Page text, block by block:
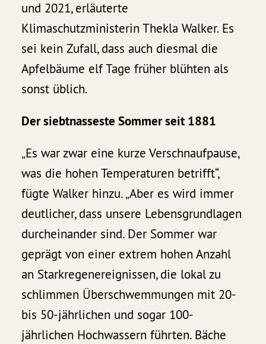
und 2021, erläuterte
Klimaschutzministerin Thekla Walker. Es
sei kein Zufall, dass auch diesmal die
Apfelbäume elf Tage früher blühten als
sonst üblich.
Der siebtnasseste Sommer seit 1881
„Es war zwar eine kurze Verschnaufpause,
was die hohen Temperaturen betrifft“,
fügte Walker hinzu. „Aber es wird immer
deutlicher, dass unsere Lebensgrundlagen
durcheinander sind. Der Sommer war
geprägt von einer extrem hohen Anzahl
an Starkregenereignissen, die lokal zu
schlimmen Überschwemmungen mit 20-
bis 50-jährlichen und sogar 100-
jährlichen Hochwassern führten. Bäche